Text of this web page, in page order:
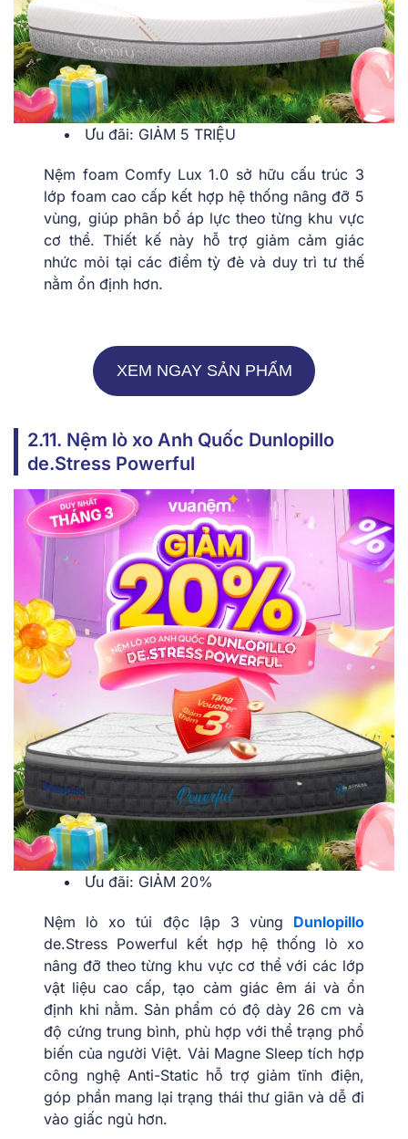
Ưu đãi: GIẢM 5 TRIỆU
Nệm foam Comfy Lux 1.0 sở hữu cấu trúc 3
lớp foam cao cấp kết hợp hệ thống nâng đỡ 5
vùng, giúp phân bổ áp lực theo từng khu vực
cơ thể. Thiết kế này hỗ trợ giảm cảm giác
nhức mỏi tại các điểm tỳ đè và duy trì tư thế
nằm ổn định hơn.
XEM NGAY SẢN PHẨM
2.11. Nệm lò xo Anh Quốc Dunlopillo
de.Stress Powerful
Ưu đãi: GIẢM 20%
Nệm lò xo túi độc lập 3 vùng Dunlopillo
de.Stress Powerful kết hợp hệ thống lò xo
nâng đỡ theo từng khu vực cơ thể với các lớp
vật liệu cao cấp, tạo cảm giác êm ái và ổn
định khi nằm. Sản phẩm có độ dày 26 cm và
độ cứng trung bình, phù hợp với thể trạng phổ
biến của người Việt. Vải Magne Sleep tích hợp
công nghệ Anti-Static hỗ trợ giảm tĩnh điện,
góp phần mang lại trạng thái thư giãn và dễ đi
vào giấc ngủ hơn.